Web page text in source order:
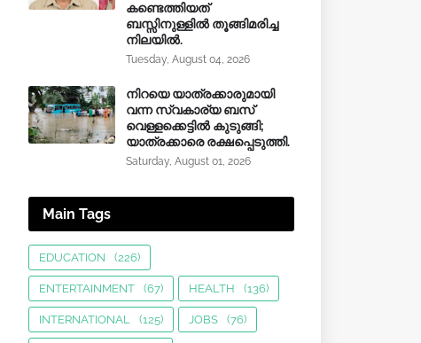
കണ്ടെത്തിയത്
ബസ്സിനുള്ളില്‍ തൂങ്ങിമരിച്ച
നിലയിൽ.
Tuesday, August 04, 2026
നിറയെ യാത്രക്കാരുമായി
വന്ന സ്വകാര്യ ബസ്
വെള്ളക്കെട്ടിൽ കുടുങ്ങി;
യാത്രക്കാരെ രക്ഷപ്പെടുത്തി.
Saturday, August 01, 2026
Main Tags
EDUCATION (226)
ENTERTAINMENT (67) HEALTH (136)
INTERNATIONAL (125) JOBS (76)